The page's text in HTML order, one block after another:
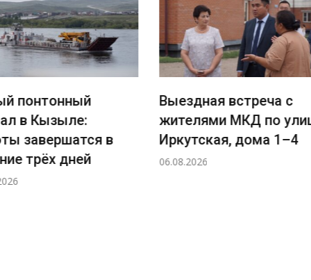
Кызыле:
в
трёх дней
Выездная встреча с
жителями МКД по улице
Иркутская, дома 1–4
06.08.2026